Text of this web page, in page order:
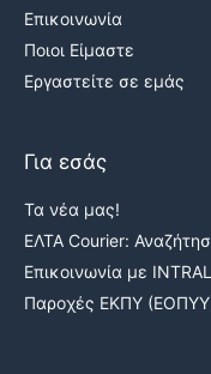
Επικοινωνία
Ποιοι Είμαστε
Εργαστείτε σε εμάς
Για εσάς
Τα νέα μας!
ΕΛΤΑ Courier:
Επικοινωνία με
Παροχές ΕΚΠΥ